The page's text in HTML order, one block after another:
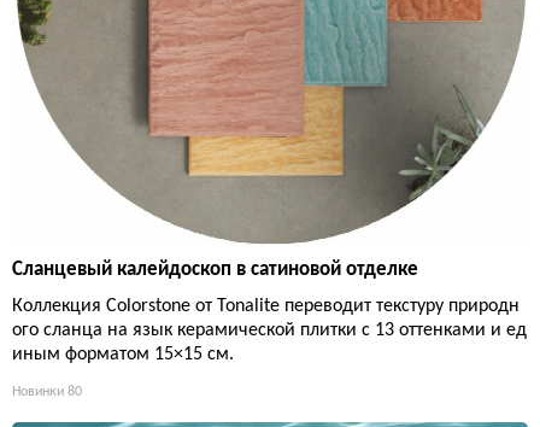
Сланцевый калейдоскоп в сатиновой отделке
Коллекция Colorstone от Tonalite переводит текстуру природн
ого сланца на язык керамической плитки с 13 оттенками и ед
иным форматом 15×15 см.
Новинки 80